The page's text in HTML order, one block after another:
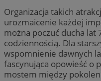
Organizacja takich
urozmaicenie każdej
można poczuć ducha lat
codziennością. Dla
wspomnienie dawnych
fascynująca opowieść o
mostem między